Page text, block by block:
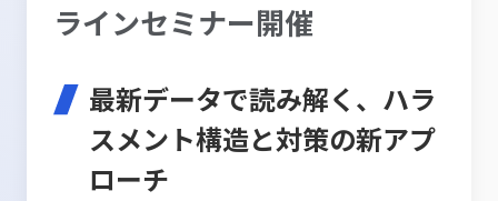
ラインセミナー開催
最新データで読み解く、ハラ
スメント構造と対策の新アプ
ローチ